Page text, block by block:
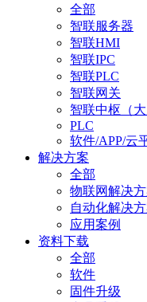
全部
智联服务器
智联HMI
智联IPC
智联PLC
智联网关
智联中枢（大
PLC
软件/APP/云
解决方案
全部
物联网解决
自动化解决
应用案例
资料下载
全部
软件
固件升级